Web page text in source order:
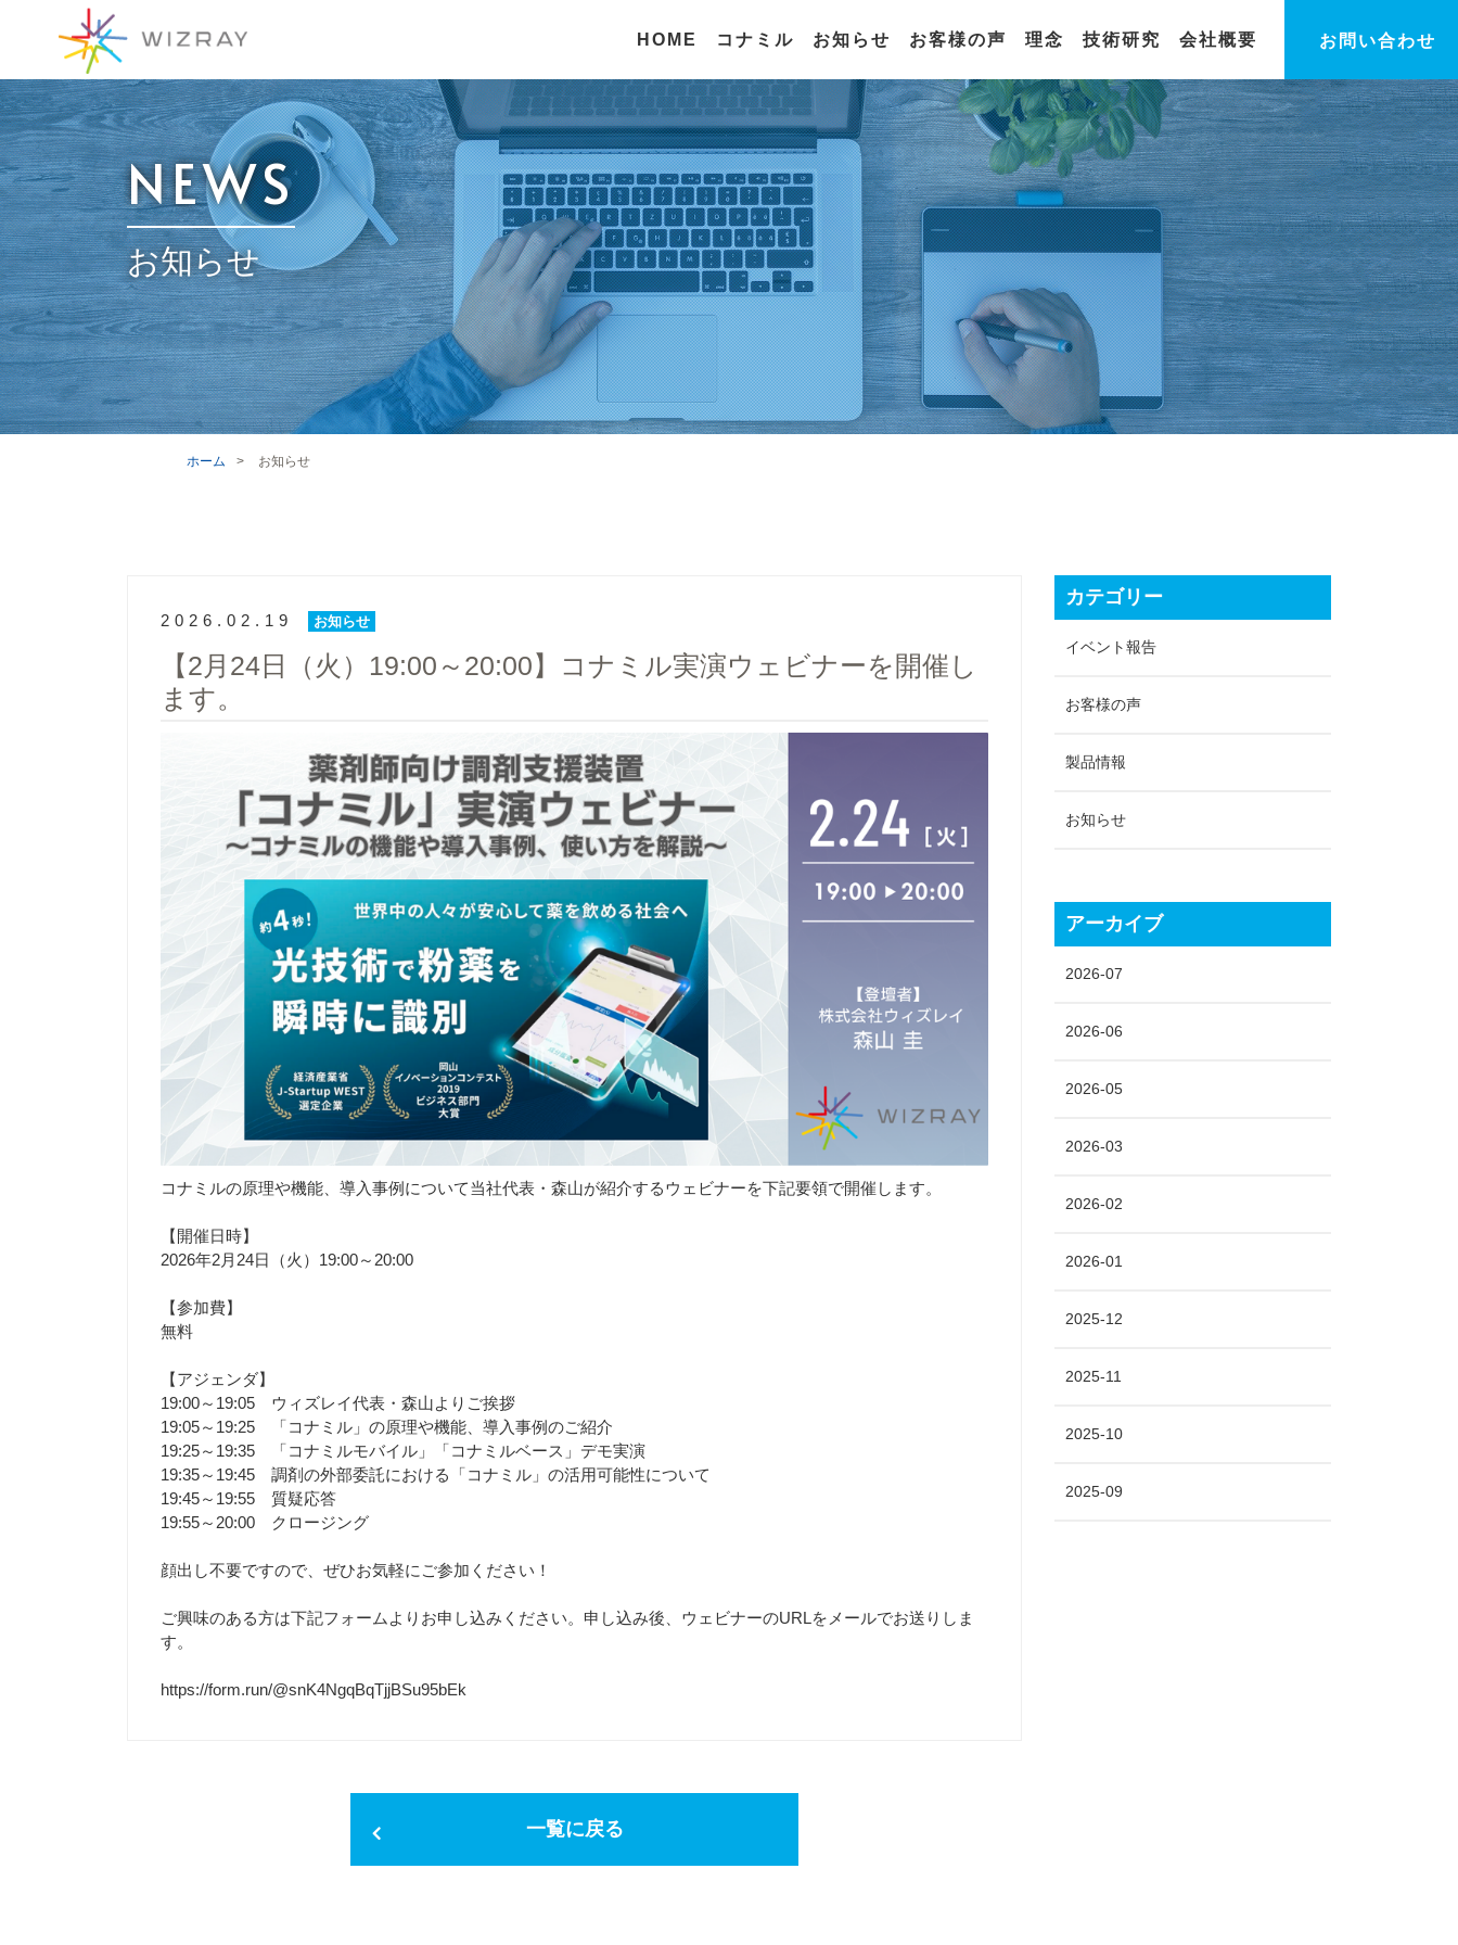
HOME コナミル お知らせ お客様の声 理念 技術研究 会社概要 お問い合わせ
NEWS
お知らせ
ホーム > お知らせ
2026.02.19 お知らせ
【2月24日（火）19:00～20:00】コナミル実演ウェビナーを開催し
ます。
コナミルの原理や機能、導入事例について当社代表・森山が紹介するウェビナーを下記要領で開催します。
【開催日時】
2026年2月24日（火）19:00～20:00
【参加費】
無料
【アジェンダ】
19:00～19:05 ウィズレイ代表・森山よりご挨拶
19:05～19:25 「コナミル」の原理や機能、導入事例のご紹介
19:25～19:35 「コナミルモバイル」「コナミルベース」デモ実演
19:35～19:45 調剤の外部委託における「コナミル」の活用可能性について
19:45～19:55 質疑応答
19:55～20:00 クロージング
顔出し不要ですので、ぜひお気軽にご参加ください！
ご興味のある方は下記フォームよりお申し込みください。申し込み後、ウェビナーのURLをメールでお送りしま
す。
https://form.run/@snK4NgqBqTjjBSu95bEk
一覧に戻る
カテゴリー
イベント報告
お客様の声
製品情報
お知らせ
アーカイブ
2026-07
2026-06
2026-05
2026-03
2026-02
2026-01
2025-12
2025-11
2025-10
2025-09